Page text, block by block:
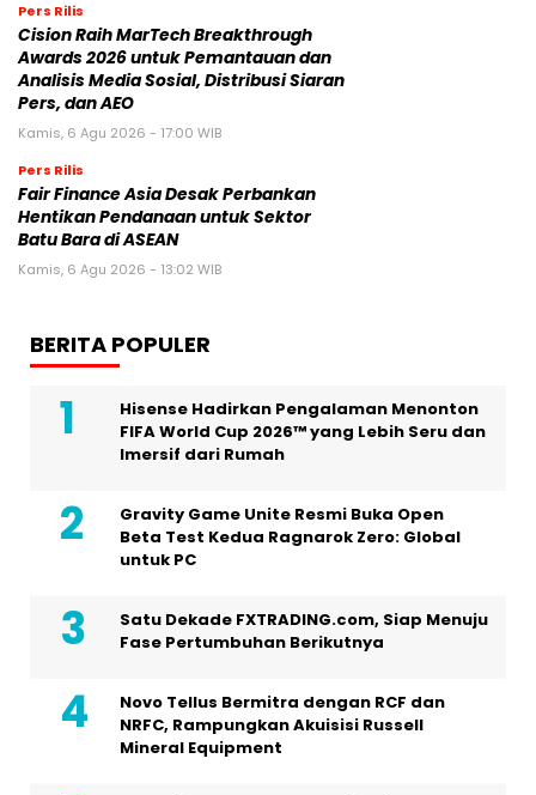
Pers Rilis
Cision Raih MarTech Breakthrough
Awards 2026 untuk Pemantauan dan
Analisis Media Sosial, Distribusi Siaran
Pers, dan AEO
Kamis, 6 Agu 2026 - 17:00 WIB
Pers Rilis
Fair Finance Asia Desak Perbankan
Hentikan Pendanaan untuk Sektor
Batu Bara di ASEAN
Kamis, 6 Agu 2026 - 13:02 WIB
BERITA POPULER
Hisense Hadirkan Pengalaman Menonton
FIFA World Cup 2026™ yang Lebih Seru dan
Imersif dari Rumah
Gravity Game Unite Resmi Buka Open
Beta Test Kedua Ragnarok Zero: Global
untuk PC
Satu Dekade FXTRADING.com, Siap Menuju
Fase Pertumbuhan Berikutnya
Novo Tellus Bermitra dengan RCF dan
NRFC, Rampungkan Akuisisi Russell
Mineral Equipment